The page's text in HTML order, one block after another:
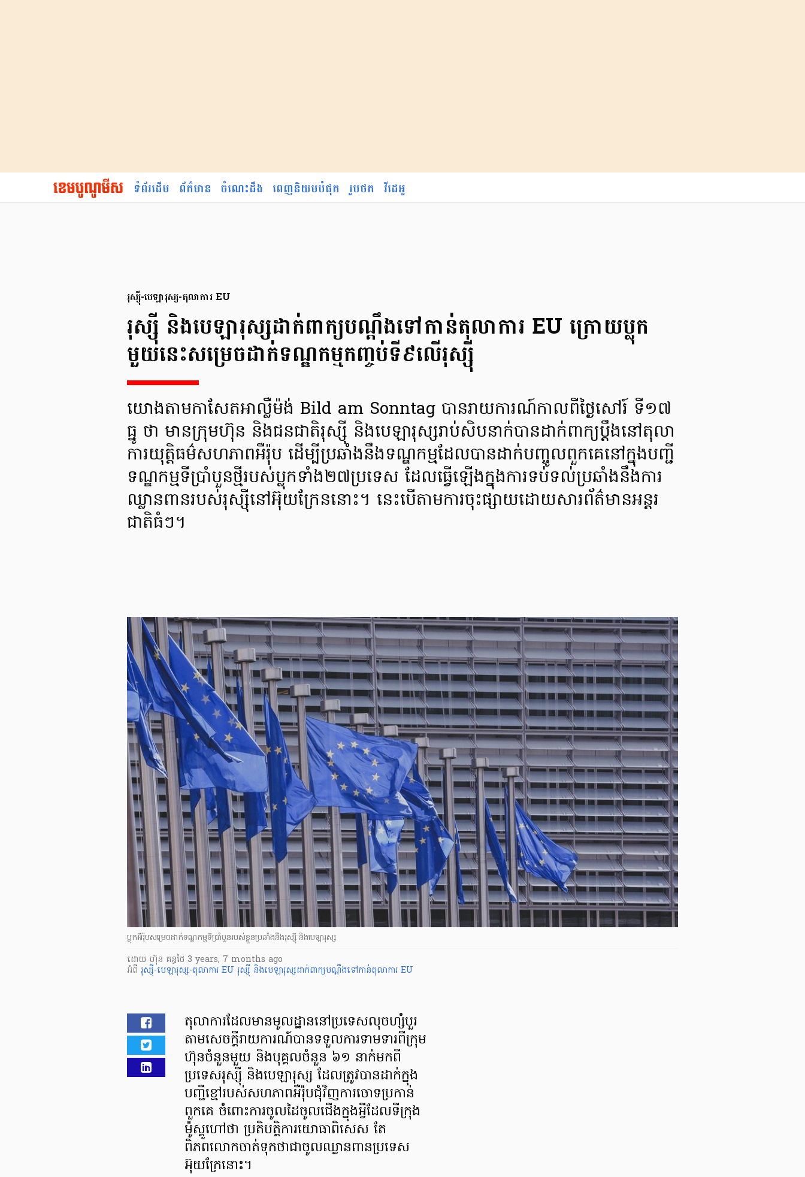
ទំព័រដើម ព័ត៌មាន ចំណេះដឹង ពេញនិយមបំផុត រូបថត វីដេអូ
រុស្ស៊ី-បេឡារុស្ស-តុលាការ EU
រុស្ស៊ី និងបេឡារុស្សដាក់ពាក្យបណ្តឹងទៅកាន់តុលាការ EU ក្រោយប្លុក
មួយនេះសម្រេចដាក់ទណ្ឌកម្មកញ្ចប់ទី៩លើរុស្ស៊ី
យោងតាមកាសែតអាល្លឺម៉ង់ Bild am Sonntag បានរាយការណ៍កាលពីថ្ងៃសៅរ៍ ទី១៧
ធ្នូ ថា មានក្រុមហ៊ុន និងជនជាតិរុស្ស៊ី និងបេឡារុស្សរាប់សិបនាក់បានដាក់ពាក្យប្តឹងនៅតុលា
ការយុត្តិធម៌សហភាពអឺរ៉ុប ដើម្បីប្រឆាំងនឹងទណ្ឌកម្មដែលបានដាក់បញ្ចូលពួកគេនៅក្នុងបញ្ជី
ទណ្ឌកម្មទីប្រាំបួនថ្មីរបស់ប្លុកទាំង២៧ប្រទេស ដែលធ្វើឡើងក្នុងការទប់ទល់ប្រឆាំងនឹងការ
ឈ្លានពានរបស់រុស្ស៊ីនៅអ៊ុយក្រែននោះ។ នេះបើតាមការចុះផ្សាយដោយសារព័ត៌មានអន្តរ
ជាតិធំៗ។
ប្លុកអឺរ៉ុបសម្រេចដាក់ទណ្ឌកម្មទីប្រាំបួនរបស់ខ្លួនប្រឆាំងនឹងរុស្ស៊ី និងបេឡារុស្ស
ដោយ ហ៊ុន គន្ធថៃ 3 years, 7 months ago
អំពី រុស្ស៊ី-បេឡារុស្ស-តុលាការ EU រុស្ស៊ី និងបេឡារុស្សដាក់ពាក្យបណ្តឹងទៅកាន់តុលាការ EU
តុលាការដែលមានមូលដ្ឋាននៅប្រទេសលុចហ្សំបួរ
តាមសេចក្តីរាយការណ៍បានទទួលការទាមទារពីក្រុម
ហ៊ុនចំនួនមួយ និងបុគ្គលចំនួន ៦១ នាក់មកពី
ប្រទេសរុស្ស៊ី និងបេឡារុស្ស ដែលត្រូវបានដាក់ក្នុង
បញ្ជីខ្មៅរបស់សហភាពអឺរ៉ុបជុំវិញការចោទប្រកាន់
ពួកគេ ចំពោះការចូលដៃចូលជើងក្នុងអ្វីដែលទីក្រុង
ម៉ូស្គូហៅថា ប្រតិបត្តិការយោធាពិសេស តែ
ពិភពលោកចាត់ទុកថាជាចូលឈ្លានពានប្រទេស
អ៊ុយក្រែនោះ។